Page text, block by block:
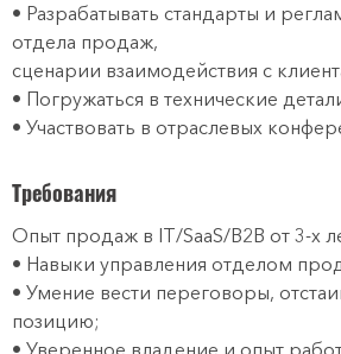
• Разрабатывать стандарты и
отдела продаж,
сценарии взаимодействия с
• Погружаться в технические
• Участвовать в отраслевых
Требования
Опыт продаж в IT/SaaS/B2B от 3-х
• Навыки управления отделом
• Умение вести переговоры,
позицию;
• Уверенное владение и опыт